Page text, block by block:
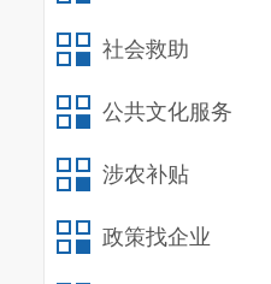
社会救助
公共文化服务
涉农补贴
政策找企业